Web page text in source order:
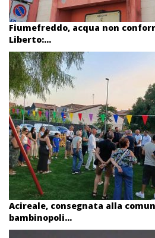
Fiumefreddo, acqua non
Liberto:...
Acireale, consegnata alla
bambinopoli...